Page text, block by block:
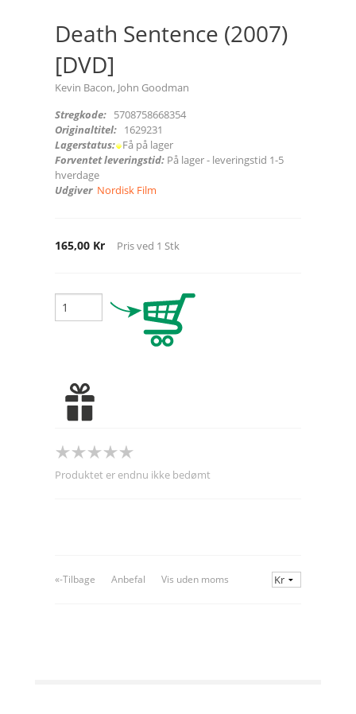
Death Sentence (2007)
[DVD]
Kevin Bacon, John Goodman
Stregkode: 5708758668354
Originaltitel: 1629231
Lagerstatus: Få på lager
Forventet leveringstid: På lager - leveringstid 1-5
hverdage
Udgiver Nordisk Film
165,00 Kr Pris ved 1 Stk
Produktet er endnu ikke bedømt
«-Tilbage Anbefal Vis uden moms